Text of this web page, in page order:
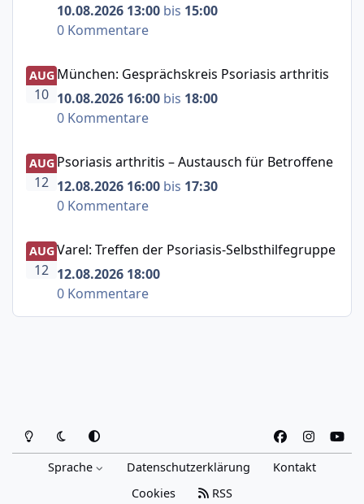
10.08.2026 13:00 bis 15:00
0 Kommentare
München: Gesprächskreis Psoriasis arthritis
AUG
10
München: Gesprächskreis Psoriasis arthritis
10.08.2026 16:00 bis 18:00
0 Kommentare
Psoriasis arthritis – Austausch für Betroffene
AUG
12
Psoriasis arthritis – Austausch für Betroffene
12.08.2026 16:00 bis 17:30
0 Kommentare
Varel: Treffen der Psoriasis-Selbsthilfegruppe
AUG
12
Varel: Treffen der Psoriasis-Selbsthilfegruppe
12.08.2026 18:00
0 Kommentare
Heller ModusDunkler Modus
Systemeinstellung
a
n
s
o
Sprache Datenschutzerklärung
Kontakt
Cookies
RSS